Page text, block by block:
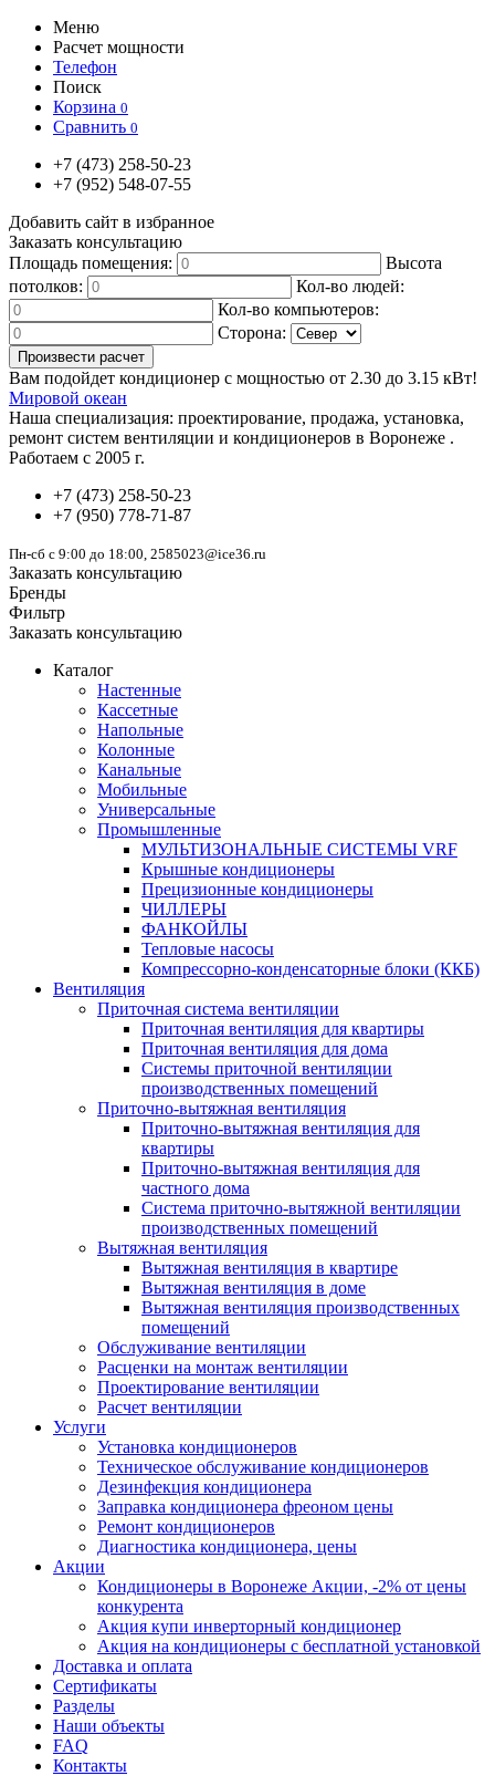
Меню
Расчет мощности
Телефон
Поиск
Корзина 0
Сравнить 0
+7 (473) 258-50-23
+7 (952) 548-07-55
Добавить сайт в избранное
Заказать консультацию
Площадь помещения:
Высота
потолков:
Кол-во людей:
Кол-во компьютеров:
Сторона:
Вам подойдет кондиционер с мощностью от 2.30 до 3.15 кВт!
Мировой океан
Наша специализация: проектирование, продажа, установка,
ремонт систем вентиляции и кондиционеров в Воронеже .
Работаем с 2005 г.
+7 (473) 258-50-23
+7 (950) 778-71-87
Пн-сб с 9:00 до 18:00, 2585023@ice36.ru
Заказать консультацию
Бренды
Фильтр
Заказать консультацию
Каталог
Настенные
Кассетные
Напольные
Колонные
Канальные
Мобильные
Универсальные
Промышленные
МУЛЬТИЗОНАЛЬНЫЕ СИСТЕМЫ VRF
Крышные кондиционеры
Прецизионные кондиционеры
ЧИЛЛЕРЫ
ФАНКОЙЛЫ
Тепловые насосы
Компрессорно-конденсаторные блоки (ККБ)
Вентиляция
Приточная система вентиляции
Приточная вентиляция для квартиры
Приточная вентиляция для дома
Системы приточной вентиляции
производственных помещений
Приточно-вытяжная вентиляция
Приточно-вытяжная вентиляция для
квартиры
Приточно-вытяжная вентиляция для
частного дома
Система приточно-вытяжной вентиляции
производственных помещений
Вытяжная вентиляция
Вытяжная вентиляция в квартире
Вытяжная вентиляция в доме
Вытяжная вентиляция производственных
помещений
Обслуживание вентиляции
Расценки на монтаж вентиляции
Проектирование вентиляции
Расчет вентиляции
Услуги
Установка кондиционеров
Техническое обслуживание кондиционеров
Дезинфекция кондиционера
Заправка кондиционера фреоном цены
Ремонт кондиционеров
Диагностика кондиционера, цены
Акции
Кондиционеры в Воронеже Акции, -2% от цены
конкурента
Акция купи инверторный кондиционер
Акция на кондиционеры с бесплатной установкой
Доставка и оплата
Сертификаты
Разделы
Наши объекты
FAQ
Контакты